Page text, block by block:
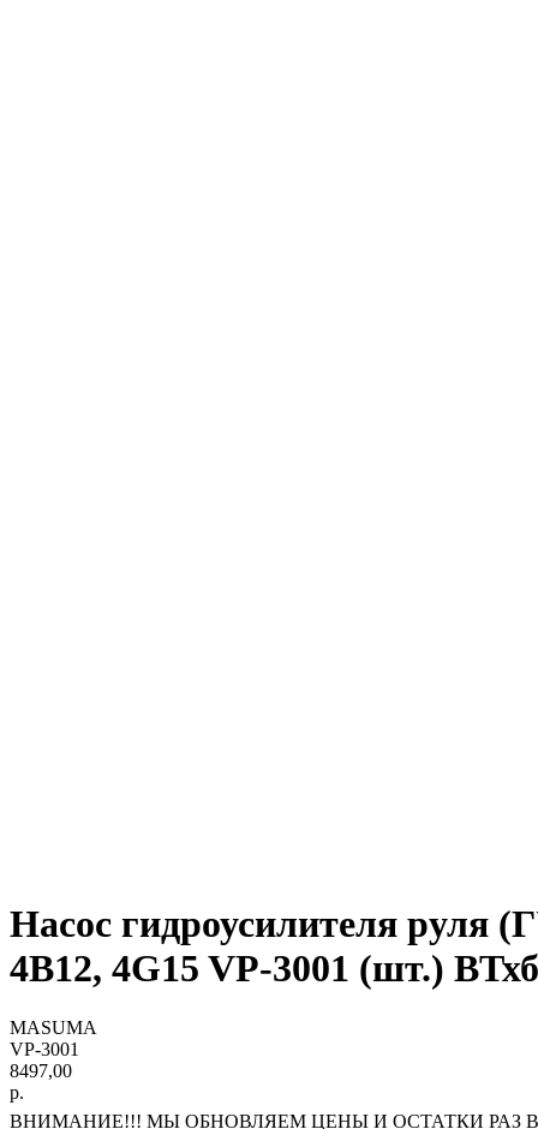
Насос гидроусилителя
4B12, 4G15 VP-3001 (шт.)
MASUMA
VP-3001
8497,00
р.
ВНИМАНИЕ!!! МЫ ОБНОВЛЯЕМ ЦЕНЫ И ОСТАТКИ РАЗ